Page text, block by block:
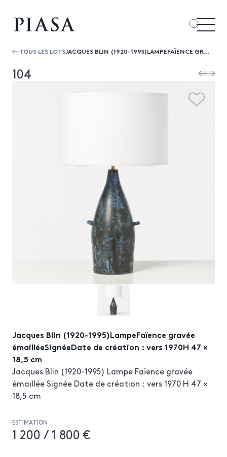
TOUS LES LOTS JACQUES BLIN (1920-1995)LAMPEFAÏENCE GRAVÉE ÉMAILLÉESIGNÉEDATE DE CRÉATION : VERS 1970H 47 × 18,5 CM
104
Jacques Blin (1920-1995)LampeFaïence gravée
émailléeSignéeDate de création : vers 1970H 47 ×
18,5 cm
Jacques Blin (1920-1995) Lampe Faïence gravée
émaillée Signée Date de création : vers 1970 H 47 ×
18,5 cm
ESTIMATION
1 200 / 1 800 €